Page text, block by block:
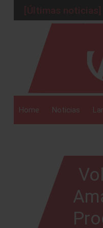
[Últimas noticias]
Home Noticias